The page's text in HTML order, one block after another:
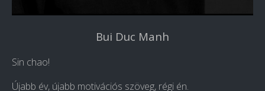
Bui Duc Manh
Sin chao!
Újabb év, újabb motivációs szöveg, régi én.